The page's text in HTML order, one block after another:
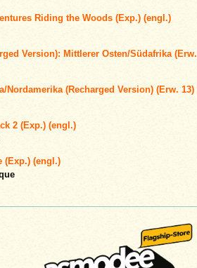
Riding the Woods (Exp.) (engl.)
Version): Mittlerer Osten/Südafrika
Nordamerika (Recharged Version) (Erw. 13)
2 (Exp.) (engl.)
(Exp.) (engl.)